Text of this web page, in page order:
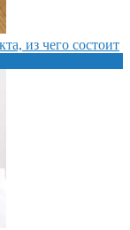
из чего состоит